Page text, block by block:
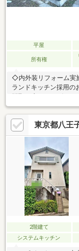
平屋
所有権
◇内外装リフォーム実
ランドキッチン採用の
東京都八王
2階建て
システムキッチン